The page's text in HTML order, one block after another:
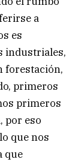
a
es
industriales,
forestación,
primeros
primeros
por eso
que nos
que